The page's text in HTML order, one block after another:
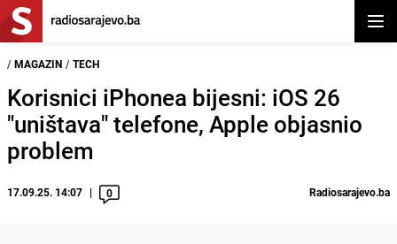
/ MAGAZIN / TECH
Korisnici iPhonea bijesni: iOS 26
"uništava" telefone, Apple objasnio
problem
17.09.25. 14:07 0 Radiosarajevo.ba